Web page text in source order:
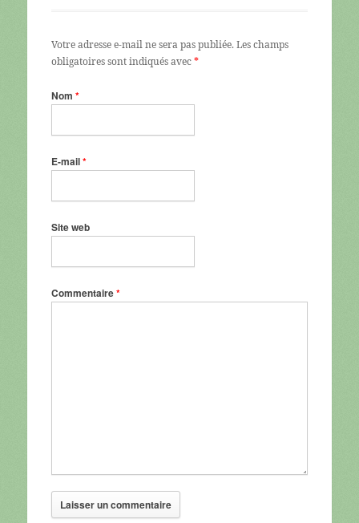
Votre adresse e-mail ne sera pas publiée. Les champs
obligatoires sont indiqués avec*
Nom *
E-mail*
Site web
Commentaire*